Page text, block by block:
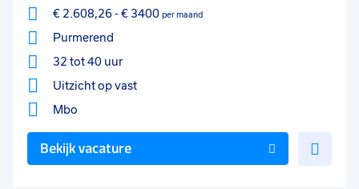
€ 2.608,26- € 3400 per maand
Purmerend
32 tot 40 uur
Uitzicht op vast
Mbo
Bekijk vacature